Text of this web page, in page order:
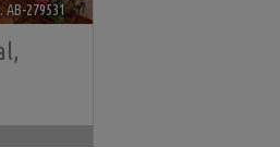
AB-279531🔗
,